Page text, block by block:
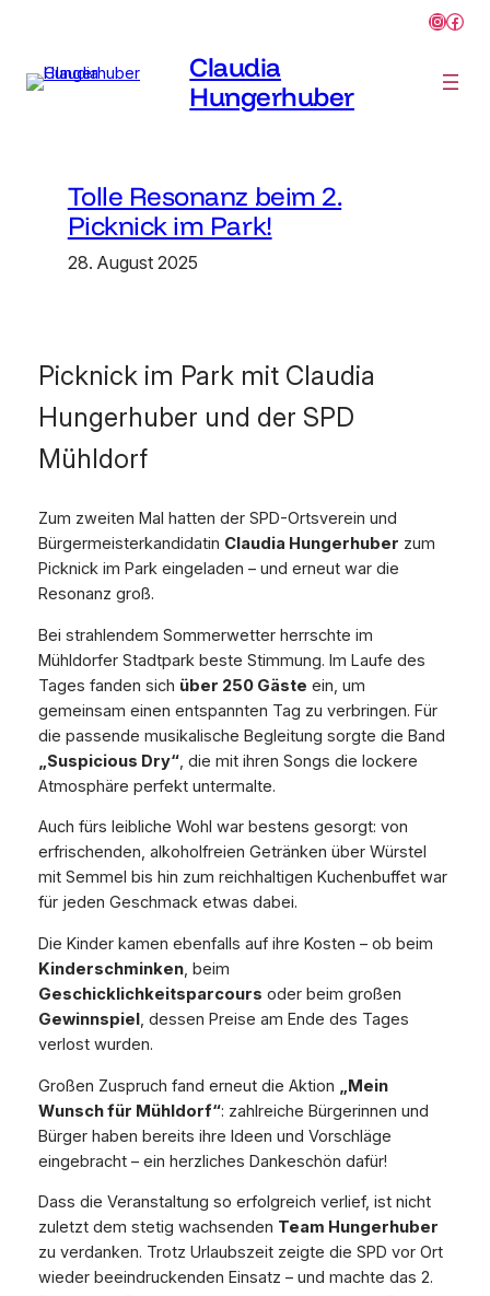
springen
Claudia
Hungerhuber
Tolle Resonanz beim 2.
Picknick im Park!
28. August 2025
Picknick im Park mit Claudia
Hungerhuber und der SPD
Mühldorf
Zum zweiten Mal hatten der SPD-Ortsverein und
Bürgermeisterkandidatin Claudia Hungerhuber zum
Picknick im Parkeingeladen – und erneut war die
Resonanz groß.
Bei strahlendem Sommerwetter herrschte im
Mühldorfer Stadtpark beste Stimmung. Im Laufe des
Tages fanden sich über 250 Gäste ein, um
gemeinsam einen entspannten Tag zu verbringen. Für
die passende musikalische Begleitung sorgte die Band
„Suspicious Dry“, die mit ihren Songs die lockere
Atmosphäre perfekt untermalte.
Auch fürs leibliche Wohl war bestens gesorgt: von
erfrischenden, alkoholfreien Getränken über Würstel
mit Semmel bis hin zum reichhaltigen Kuchenbuffet war
für jeden Geschmack etwas dabei.
Die Kinder kamen ebenfalls auf ihre Kosten – ob beim
Kinderschminken, beim
Geschicklichkeitsparcours oder beim großen
Gewinnspiel, dessen Preise am Ende des Tages
verlost wurden.
Großen Zuspruch fand erneut die Aktion
„Mein
Wunsch für Mühldorf“: zahlreiche Bürgerinnen und
Bürger haben bereits ihre Ideen und Vorschläge
eingebracht – ein herzliches Dankeschön dafür!
Dass die Veranstaltung so erfolgreich verlief, ist nicht
zuletzt dem stetig wachsenden Team Hungerhuber
zu verdanken. Trotz Urlaubszeit zeigte die SPD vor Ort
wieder beeindruckenden Einsatz – und machte das 2.